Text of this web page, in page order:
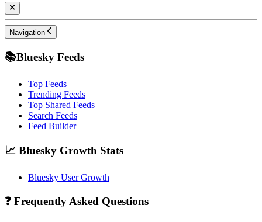
Navigation
📚Bluesky Feeds
Top Feeds
Trending Feeds
Top Shared Feeds
Search Feeds
Feed Builder
📈 Bluesky Growth Stats
Bluesky User Growth
❓ Frequently Asked Questions